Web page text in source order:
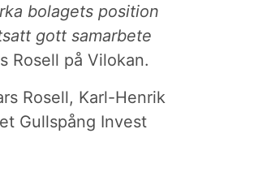
bolagets position
gott samarbete
Rosell på Vilokan.
Rosell, Karl-Henrik
Gullspång Invest